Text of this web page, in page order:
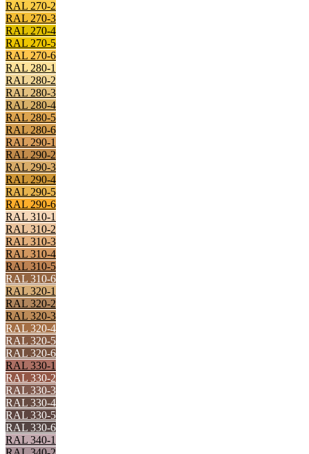
RAL 270-2
RAL 270-3
RAL 270-4
RAL 270-5
RAL 270-6
RAL 280-1
RAL 280-2
RAL 280-3
RAL 280-4
RAL 280-5
RAL 280-6
RAL 290-1
RAL 290-2
RAL 290-3
RAL 290-4
RAL 290-5
RAL 290-6
RAL 310-1
RAL 310-2
RAL 310-3
RAL 310-4
RAL 310-5
RAL 310-6
RAL 320-1
RAL 320-2
RAL 320-3
RAL 320-4
RAL 320-5
RAL 320-6
RAL 330-1
RAL 330-2
RAL 330-3
RAL 330-4
RAL 330-5
RAL 330-6
RAL 340-1